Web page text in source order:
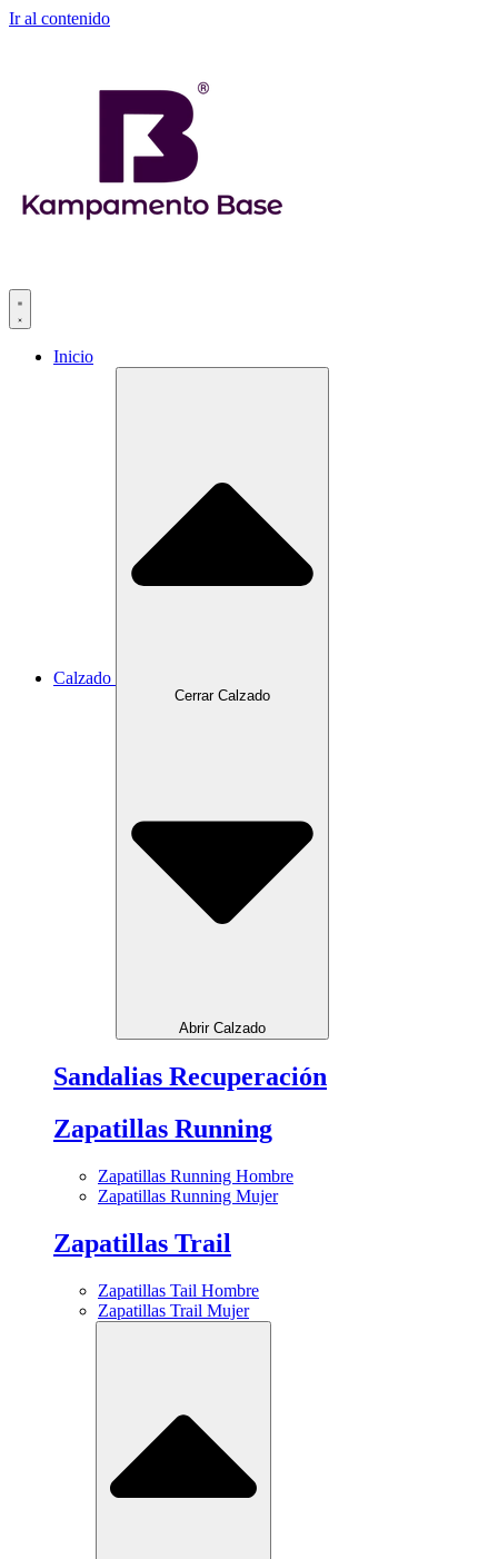
Ir al contenido
Inicio
Calzado
Cerrar Calzado
Abrir Calzado
Sandalias Recuperación
Zapatillas Running
Zapatillas Running Hombre
Zapatillas Running Mujer
Zapatillas Trail
Zapatillas Tail Hombre
Zapatillas Trail Mujer